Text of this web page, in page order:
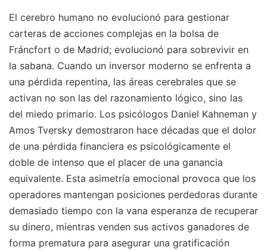
El cerebro humano no evolucionó para gestionar
carteras de acciones complejas en la bolsa de
Fráncfort o de Madrid; evolucionó para sobrevivir en
la sabana. Cuando un inversor moderno se enfrenta a
una pérdida repentina, las áreas cerebrales que se
activan no son las del razonamiento lógico, sino las
del miedo primario. Los psicólogos Daniel Kahneman y
Amos Tversky demostraron hace décadas que el dolor
de una pérdida financiera es psicológicamente el
doble de intenso que el placer de una ganancia
equivalente. Esta asimetría emocional provoca que los
operadores mantengan posiciones perdedoras durante
demasiado tiempo con la vana esperanza de recuperar
su dinero, mientras venden sus activos ganadores de
forma prematura para asegurar una gratificación